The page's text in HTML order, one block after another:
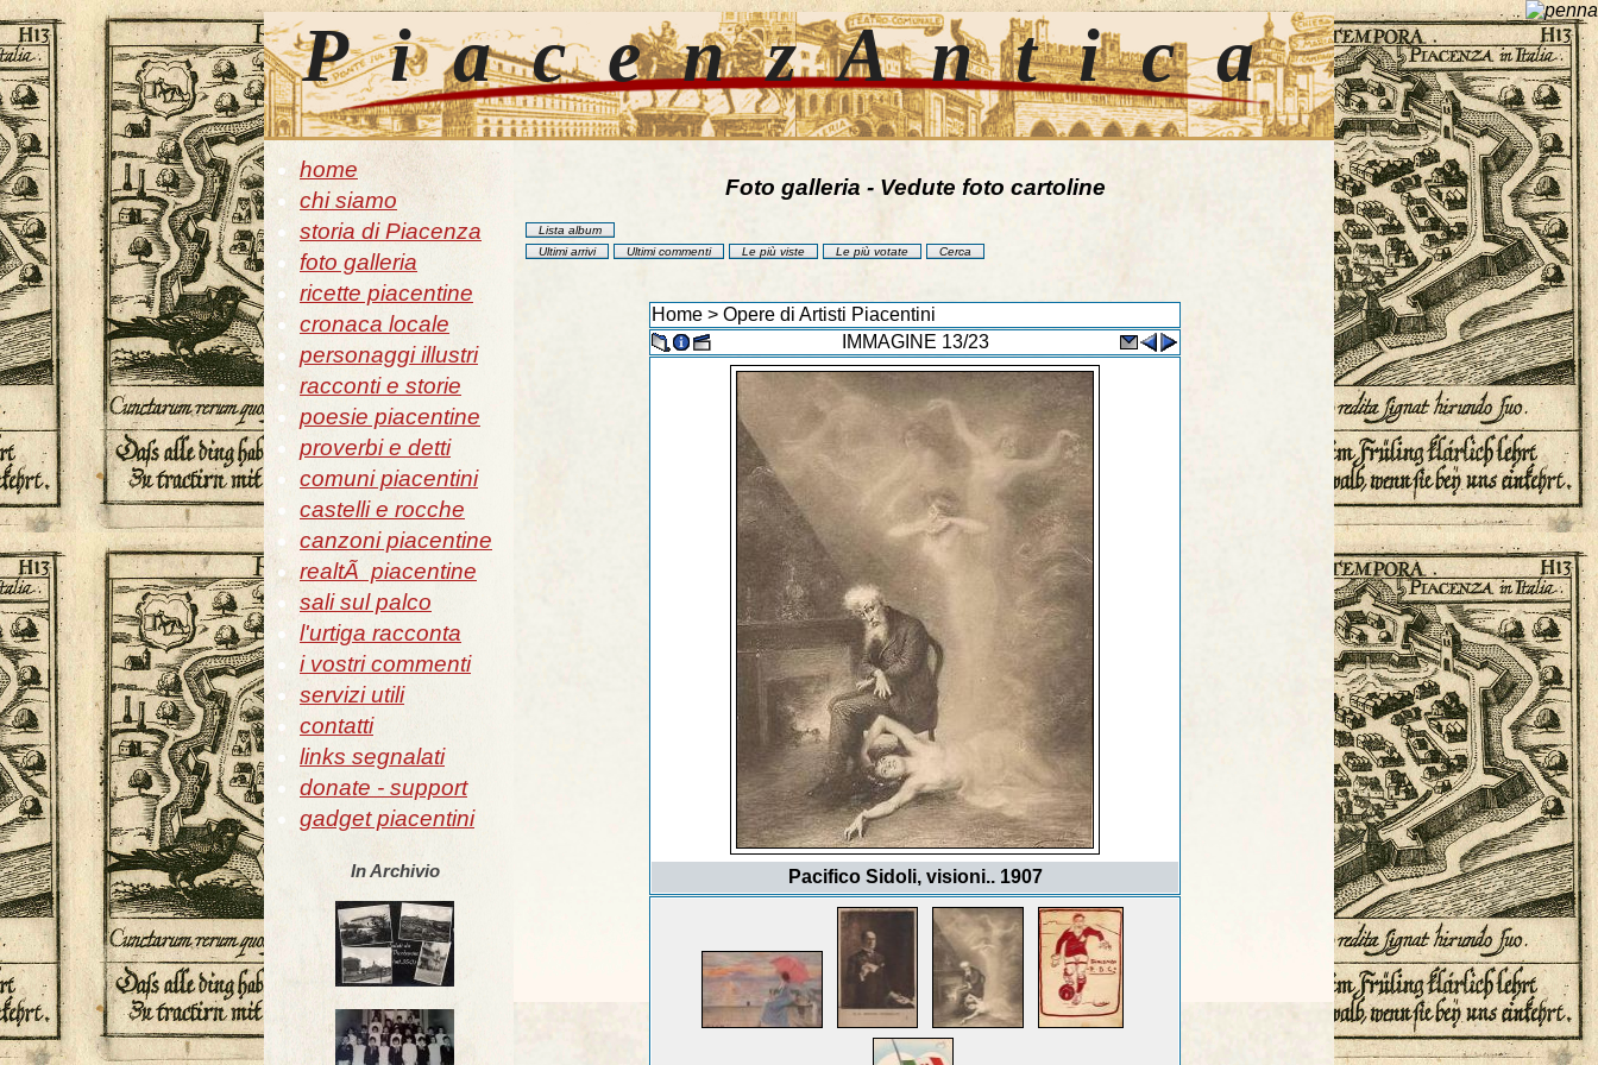
PiacenzAntica
home
chi siamo
storia di Piacenza
foto galleria
ricette piacentine
cronaca locale
personaggi illustri
racconti e storie
poesie piacentine
proverbi e detti
comuni piacentini
castelli e rocche
canzoni piacentine
realtÃ piacentine
sali sul palco
l'urtiga racconta
i vostri commenti
servizi utili
contatti
links segnalati
donate - support
gadget piacentini
In Archivio
Foto galleria - Vedute foto cartoline
Lista album
Ultimi arrivi
Ultimi commenti Le più viste Le più votate Cerca
Home > Opere di Artisti Piacentini
IMMAGINE 13/23
Pacifico Sidoli, visioni.. 1907